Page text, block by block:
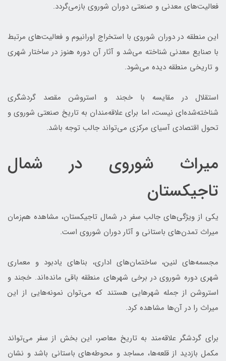
فعالیت‌های معدنی و صنعتی دوران شوروی بازمی‌گردد.
این منطقه در دوران شوروی با استخراج اورانیوم و فعالیت‌های مرتبط
با صنایع معدنی شناخته می‌شد و آثار آن دوره هنوز در ساختار شهری
و تاریخی منطقه دیده می‌شود.
استقلال در مقایسه با خجند و استروشن مقصد گردشگری
شناخته‌شده‌ای نیست، اما برای علاقه‌مندان به تاریخ صنعتی شوروی و
تحول اقتصادی آسیای مرکزی می‌تواند جالب توجه باشد.
میراث شوروی در شمال
تاجیکستان
یکی از ویژگی‌های جالب سفر در شمال تاجیکستان، مشاهده هم‌زمان
میراث تمدن‌های باستانی و آثار دوران شوروی است.
مجسمه‌های لنین، ساختمان‌های اداری، بناهای یادبود و معماری
شهری دوره شوروی در برخی شهرهای منطقه باقی مانده‌اند. خجند و
استروشن از جمله شهرهایی هستند که می‌توان نمونه‌هایی از این
میراث را در آن‌ها مشاهده کرد.
برای گردشگر علاقه‌مند به تاریخ معاصر، این بخش از سفر می‌تواند
مکمل بازدید از قلعه‌ها، مساجد و محوطه‌های باستانی باشد و نشان